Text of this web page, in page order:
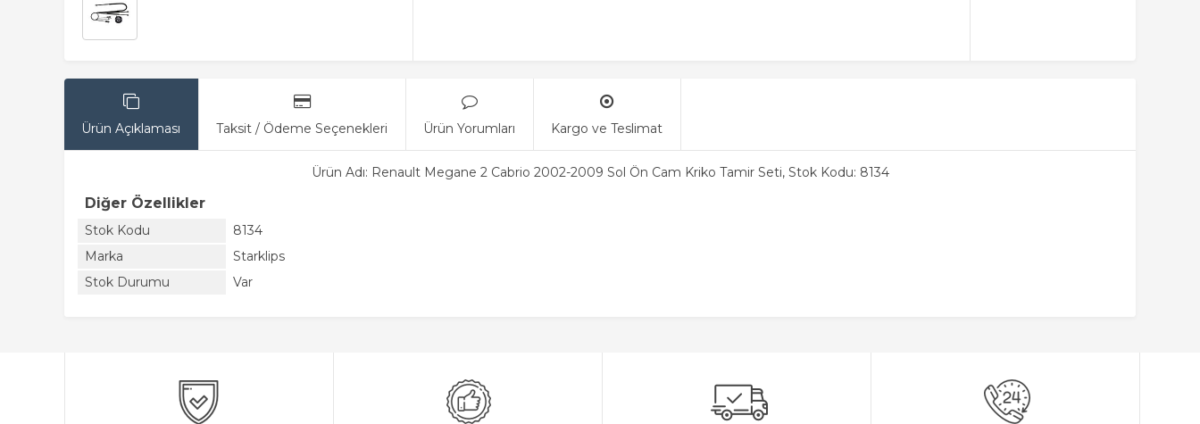
Ürün Açıklaması Taksit / Ödeme Seçenekleri Ürün Yorumları Kargo ve Teslimat
Ürün Adı: Renault Megane 2 Cabrio 2002-2009 Sol Ön Cam Kriko Tamir Seti, Stok Kodu: 8134
Diğer Özellikler
Stok Kodu
8134
Marka
Starklips
Stok Durumu
Var